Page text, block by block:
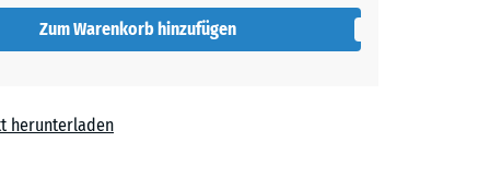
Zum Warenkorb hinzufügen
herunterladen